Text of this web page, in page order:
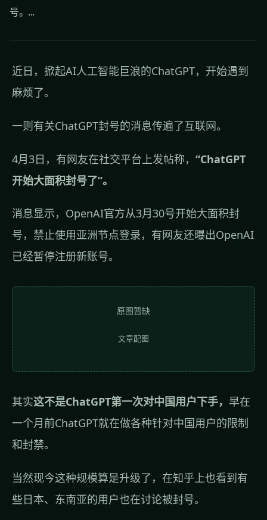
号。...
近日，掀起AI人工智能巨浪的ChatGPT，开始遇到
麻烦了。
一则有关ChatGPT封号的消息传遍了互联网。
4月3日，有网友在社交平台上发帖称， “ChatGPT
开始大面积封号了”。
消息显示，OpenAI官方从3月30号开始大面积封
号，禁止使用亚洲节点登录，有网友还曝出OpenAI
已经暂停注册新账号。
原图暂缺
文章配图
其实这不是ChatGPT第一次对中国用户下手， 早在
一个月前ChatGPT就在做各种针对中国用户的限制
和封禁。
当然现今这种规模算是升级了，在知乎上也看到有
些日本、东南亚的用户也在讨论被封号。